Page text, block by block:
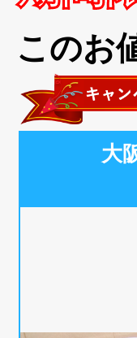
このお
大